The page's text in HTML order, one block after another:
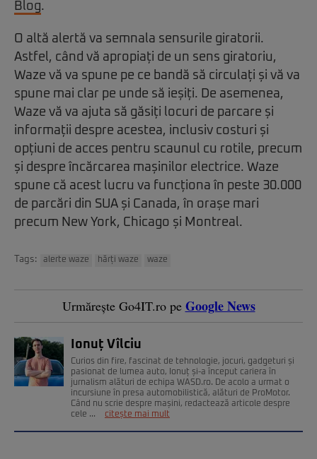
Blog.
O altă alertă va semnala sensurile giratorii.
Astfel, când vă apropiați de un sens giratoriu,
Waze vă va spune pe ce bandă să circulați și vă va
spune mai clar pe unde să ieșiți. De asemenea,
Waze vă va ajuta să găsiți locuri de parcare și
informații despre acestea, inclusiv costuri și
opțiuni de acces pentru scaunul cu rotile, precum
și despre încărcarea mașinilor electrice. Waze
spune că acest lucru va funcționa în peste 30.000
de parcări din SUA și Canada, în orașe mari
precum New York, Chicago și Montreal.
Tags: alerte waze hărți waze waze
Urmărește Go4IT.ro pe Google News
Ionuț Vîlciu
Curios din fire, fascinat de tehnologie, jocuri, gadgeturi și
pasionat de lumea auto, Ionuț și-a început cariera în
jurnalism alături de echipa WASD.ro. De acolo a urmat o
incursiune în presa automobilistică, alături de ProMotor.
Când nu scrie despre mașini, redactează articole despre
cele ...
citește mai mult